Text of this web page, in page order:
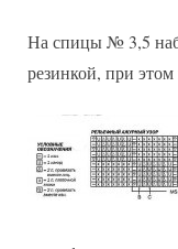
На спицы № 3,5
резинкой, при